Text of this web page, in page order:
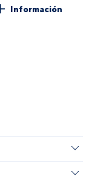
Información